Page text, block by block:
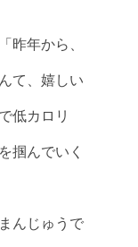
昨年から、
て、嬉しい
低カロリ
掴んでいく
んじゅうで